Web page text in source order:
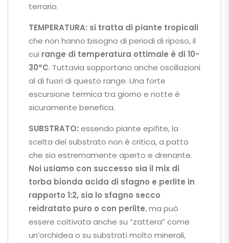
terrario.
TEMPERATURA: si tratta di piante tropicali
che non hanno bisogno di periodi di riposo, il
cui range di temperatura ottimale è di 10-
30°C. Tuttavia sopportano anche oscillazioni
al di fuori di questo range. Una forte
escursione termica tra giorno e notte è
sicuramente benefica.
SUBSTRATO: essendo piante epifite, la
scelta del substrato non è critica, a patto
che sia estremamente aperto e drenante.
Noi usiamo con successo sia il mix di
torba bionda acida di sfagno e perlite in
rapporto 1:2, sia lo sfagno secco
reidratato puro o con perlite, ma può
essere coltivata anche su “zattera” come
un’orchidea o su substrati molto minerali,